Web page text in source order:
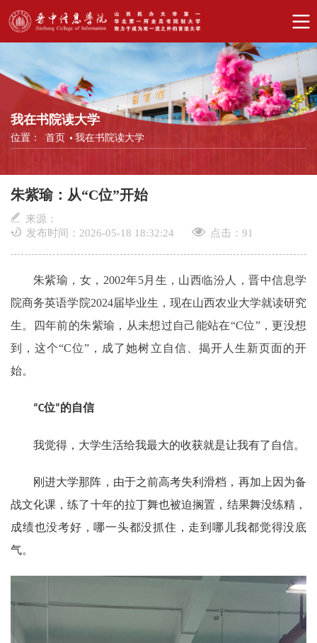
我在书院读大学
位置： 首页 我在书院读大学
朱紫瑜：从“C位”开始
来源：
发布时间：2026-05-18 18:32:24
点击： 91
朱紫瑜，女，2002年5月生，山西临汾人，晋中信息学
院商务英语学院2024届毕业生，现在山西农业大学就读研究
生。四年前的朱紫瑜，从未想过自己能站在“C位”，更没想
到，这个“C位”，成了她树立自信、揭开人生新页面的开
始。
“C位”的自信
我觉得，大学生活给我最大的收获就是让我有了自信。
刚进大学那阵，由于之前高考失利滑档，再加上因为备
战文化课，练了十年的拉丁舞也被迫搁置，结果舞没练精，
成绩也没考好，哪一头都没抓住，走到哪儿我都觉得没底
气。